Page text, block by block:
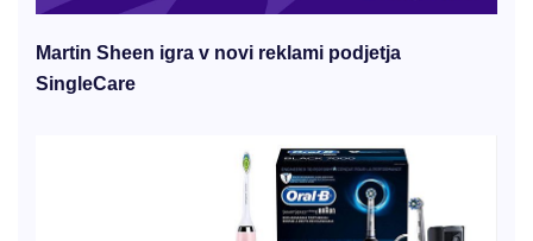
Martin Sheen igra v novi reklami podjetja
SingleCare